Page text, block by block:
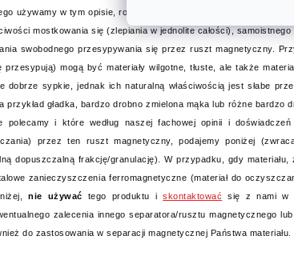
używamy w tym opisie, rozumie się taki materiał, który podczas
mostkowania się (zlepiania w jednolite całości),
swobodnego przesypywania się przez ruszt magnetyczny.
przesypują) mogą być materiały wilgotne, tłuste, ale także
dobrze sypkie, jednak ich naturalną właściwością jest słabe
przykład gładka, bardzo drobno zmielona mąka lub różne bardzo
polecamy i które według naszej fachowej opinii i
przez ten ruszt magnetyczny, podajemy poniżej
dopuszczalną frakcję/granulację). W przypadku, gdy
zanieczyszczenia ferromagnetyczne (materiał do
nie używać tego produktu iskontaktować
się z nami w
zalecenia innego separatora/rusztu magnetycznego lub
do zastosowania w separacji magnetycznej Państwa materiału.